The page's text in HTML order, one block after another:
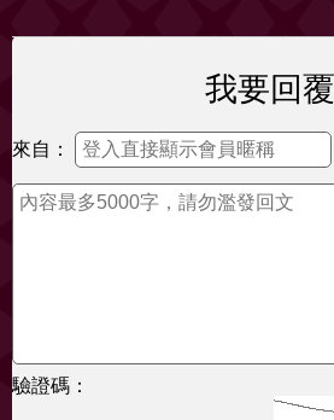
我要回覆
來自：
驗證碼：